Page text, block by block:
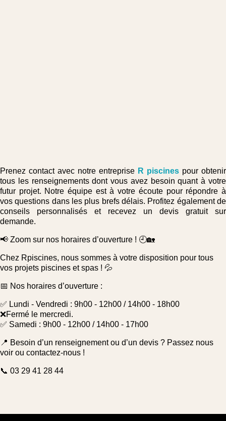
Prenez contact avec notre entreprise R piscines pour obtenir
tous les renseignements dont vous avez besoin quant à votre
futur projet. Notre équipe est à votre écoute pour répondre à
vos questions dans les plus brefs délais. Profitez également de
conseils personnalisés et recevez un devis gratuit sur
demande.
📢 Zoom sur nos horaires d’ouverture ! 🕘🏡
Chez Rpiscines, nous sommes à votre disposition pour tous
vos projets piscines et spas ! 💦
📅 Nos horaires d’ouverture :
✅ Lundi - Vendredi : 9h00 - 12h00 / 14h00 - 18h00
❌Fermé le mercredi.
✅ Samedi : 9h00 - 12h00 / 14h00 - 17h00
📍 Besoin d’un renseignement ou d’un devis ? Passez nous
voir ou contactez-nous !
📞 03 29 41 28 44